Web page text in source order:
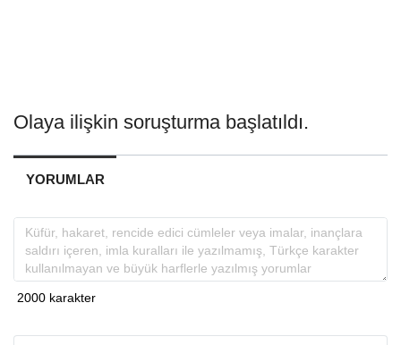
Olaya ilişkin soruşturma başlatıldı.
YORUMLAR